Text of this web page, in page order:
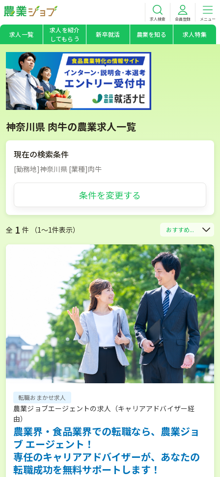
求人検索 会員登録 メニュー
求人一覧
求人を紹介
してもらう
新卒就活 農業を知る 求人特集
神奈川県 肉牛の農業求人一覧
現在の検索条件
[勤務地]神奈川県 [業種]肉牛
条件を変更する
全 1 件 （1〜1件表示） おすすめ...
転職おまかせ求人
農業ジョブエージェントの求人（キャリアアドバイザー経
由）
農業界・食品業界での転職なら、農業ジョ
ブ エージェント！
専任のキャリアアドバイザーが、あなたの
転職成功を無料サポートします！